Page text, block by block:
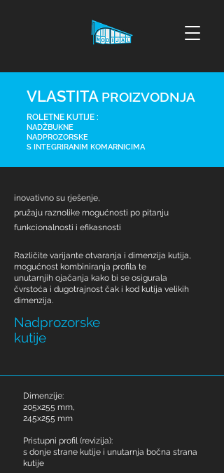
VLASTITA PROIZVODNJA
ROLETNE KUTIJE :
NADŽBUKNE
NADPROZORSKE
S INTEGRIRANIM KOMARNICIMA
inovativno su rješenje,
pružaju raznolike mogućnosti po pitanju
funkcionalnosti i efikasnosti
Različite varijante otvaranja i dimenzija kutija,
mogućnost kombiniranja profila te
unutarnjih ojačanja kako bi se osigurala
čvrstoća i dugotrajnost čak i kod kutija velikih
dimenzija.
Nadprozorske
kutije
Dimenzije:
205x255 mm,
245x255 mm
Pristupni profil (revizija):
s donje strane kutije i unutarnja bočna strana
kutije